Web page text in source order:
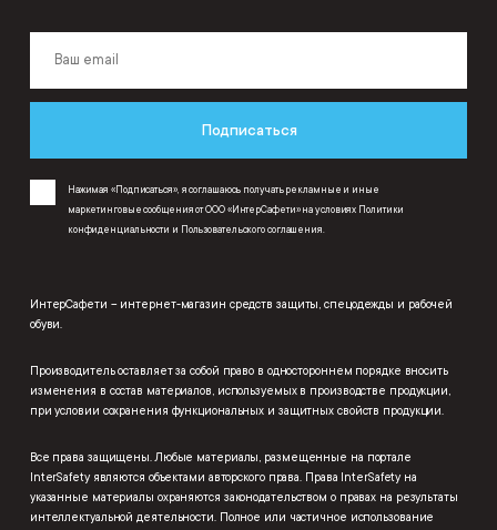
Подписаться
Нажимая «Подписаться», я соглашаюсь получать рекламные и иные
маркетинговые сообщения от ООО «ИнтерСафети» на условиях Политики
конфиденциальности и Пользовательского соглашения.
ИнтерСафети – интернет-магазин средств защиты, спецодежды и рабочей
обуви.
Производитель оставляет за собой право в одностороннем порядке вносить
изменения в состав материалов, используемых в производстве продукции,
при условии сохранения функциональных и защитных свойств продукции.
Все права защищены. Любые материалы, размещенные на портале
InterSafety являются объектами авторского права. Права InterSafety на
указанные материалы охраняются законодательством о правах на результаты
интеллектуальной деятельности. Полное или частичное использование